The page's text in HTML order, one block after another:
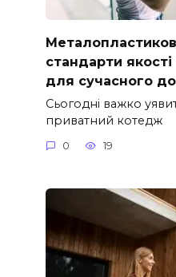
стандарти
для сучасного
Сьогодні важко
приватний котедж
0 19